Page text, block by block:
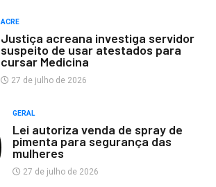
ACRE
Justiça acreana investiga servidor
suspeito de usar atestados para
cursar Medicina
27 de julho de 2026
GERAL
Lei autoriza venda de spray de
pimenta para segurança das
mulheres
27 de julho de 2026